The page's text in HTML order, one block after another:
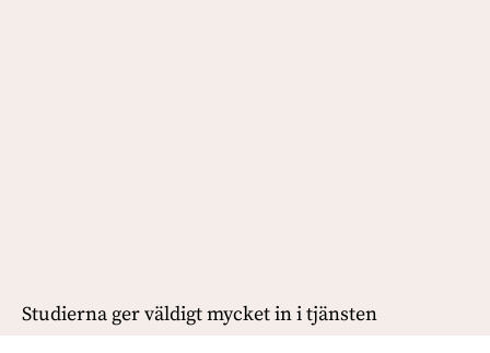
Studierna ger väldigt mycket in i tjänsten